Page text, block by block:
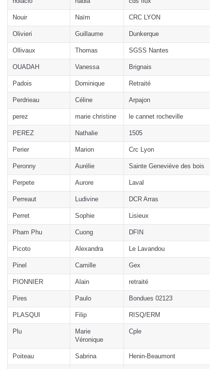
Nouir Naïm CRC LYON
Olivieri Guillaume Dunkerque
Ollivaux Thomas SGSS Nantes
OUADAH Vanessa Brignais
Padois Dominique Retraité
Perdrieau Céline Arpajon
perez marie christine le cannet rocheville
PEREZ Nathalie 1505
Perier Marion Crc Lyon
Peronny Aurélie Sainte Geneviève des bois
Perpete Aurore Laval
Perreaut Ludivine DCR Arras
Perret Sophie Lisieux
Pham Phu Cuong DFIN
Picoto Alexandra Le Lavandou
Pinel Camille Gex
PIONNIER Alain retraité
Pires Paulo Bondues 02123
PLASQUI Filip RISQ/ERM
Plu
Marie
Véronique
Cple
Poiteau Sabrina Henin-Beaumont